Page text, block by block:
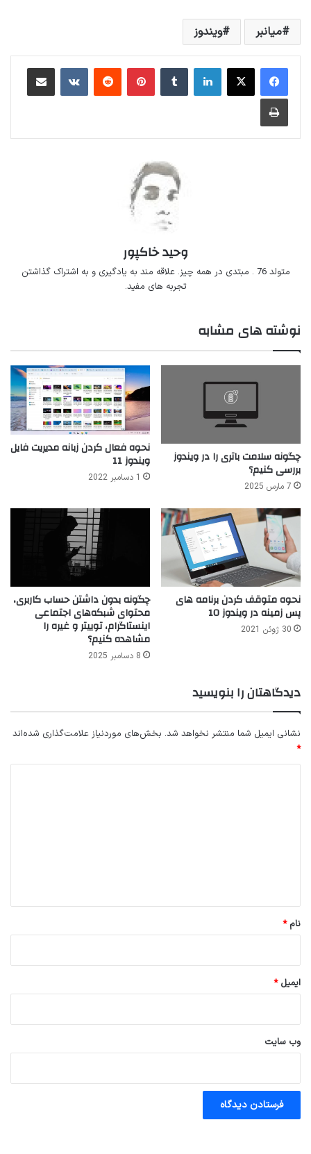
میانبر ویندوز
لینکداینتامبلر پینتریستReddit
VKontakteاشتراک گذاری با ایمیل
چاپ
وحید خاکپور
متولد 76 . مبتدی در همه چیز. علاقه مند به یادگیری و به اشتراک گذاشتن
تجربه های مفید.
نوشته های مشابه
چگونه سلامت باتری را در ویندوز
بررسی کنیم؟
7 مارس 2025
نحوه فعال کردن زبانه مدیریت فایل
ویندوز 11
1 دسامبر 2022
نحوه متوقف کردن برنامه های
پس زمینه در ویندوز 10
30 ژوئن 2021
چگونه بدون داشتن حساب کاربری،
محتوای شبکه‌های اجتماعی
اینستاگرام، توییتر و غیره را
مشاهده کنیم؟
8 دسامبر 2025
دیدگاهتان را بنویسید
نشانی ایمیل شما منتشر نخواهد شد. بخش‌های موردنیاز علامت‌گذاری شده‌اند
*
نام*
ایمیل*
وب‌ سایت